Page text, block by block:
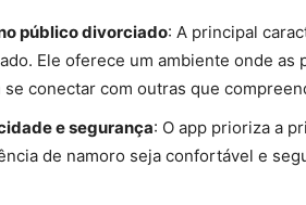
público divorciado: A principal
Ele oferece um ambiente onde as
se conectar com outras que
e segurança: O app prioriza a
de namoro seja confortável e